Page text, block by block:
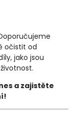
očistit od
jako jsou
a zajistěte